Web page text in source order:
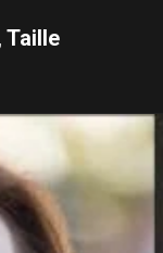
Taille